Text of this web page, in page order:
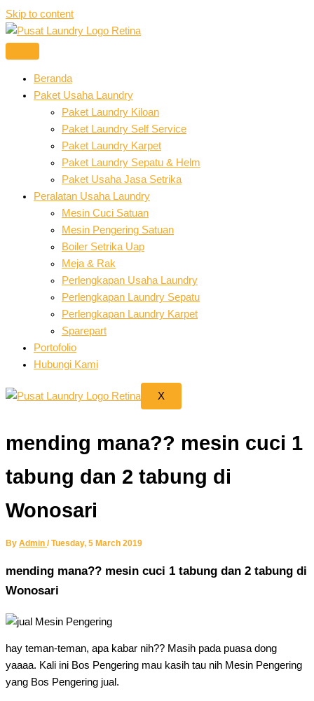
Skip to content
Beranda
Paket Usaha Laundry
Paket Laundry Kiloan
Paket Laundry Self Service
Paket Laundry Karpet
Paket Laundry Sepatu & Helm
Paket Usaha Jasa Setrika
Peralatan Usaha Laundry
Mesin Cuci Satuan
Mesin Pengering Satuan
Boiler Setrika Uap
Meja & Rak
Perlengkapan Usaha Laundry
Perlengkapan Laundry Sepatu
Perlengkapan Laundry Karpet
Sparepart
Portofolio
Hubungi Kami
X
mending mana?? mesin cuci 1
tabung dan 2 tabung di
Wonosari
By Admin /Tuesday, 5 March 2019
mending mana?? mesin cuci 1 tabung dan 2 tabung di
Wonosari
hay teman-teman, apa kabar nih?? Masih pada puasa dong
yaaaa. Kali ini Bos Pengering mau kasih tau nih Mesin Pengering
yang Bos Pengering jual.